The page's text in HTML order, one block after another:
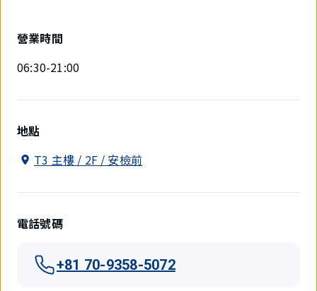
件。
營業時間
06:30-21:00
地點
T3 主樓 / 2F / 安檢前
電話號碼
+81 70-9358-5072